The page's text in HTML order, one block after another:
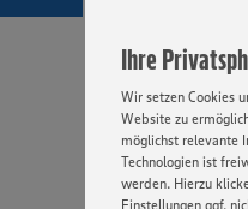
Ihre
Wir setzen Cookies
Website zu
möglichst relevante
Technologien ist
werden. Hierzu
Einstellungen ggf.